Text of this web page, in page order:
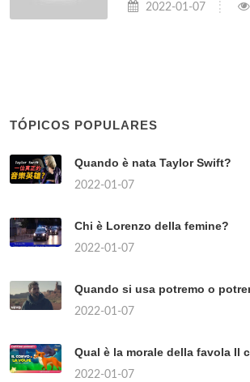
2022-01-07
TÓPICOS POPULARES
Quando è nata Taylor Swift?
2022-01-07
Chi è Lorenzo della femine?
2022-01-07
Quando si usa potremo o
2022-01-07
Qual è la morale della favola Il
2022-01-07